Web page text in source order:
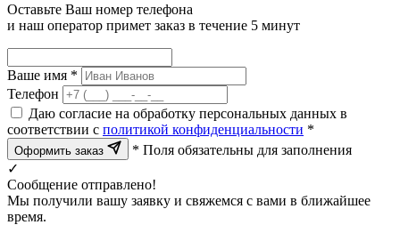
Оставьте Ваш номер телефона
и наш оператор примет заказ в течение 5 минут
Ваше имя *
Телефон
Даю согласие на обработку персональных данных в
соответствии с политикой конфиденциальности *
Оформить заказ
* Поля обязательны для заполнения
✓
Сообщение отправлено!
Мы получили вашу заявку и свяжемся с вами в ближайшее
время.